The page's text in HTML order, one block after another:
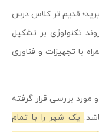
قدیم تر کلاس درس
تکنولوژی بر تشکیل
با تجهیزات و فناوری
بررسی قرار گرفته
یک شهر را با تمام